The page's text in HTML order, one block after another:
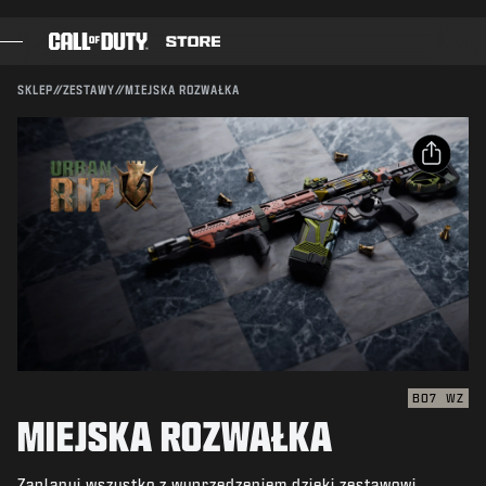
KARNET BOJOWY
CZARNA KOMÓRKA
PUNKTY COD
GRY
WYŚLIJ
SKLEP//ZESTAWY//MIEJSKA ROZWAŁKA
Kompatybilność:
ANULUJ
Activision może w każdej chwili usunąć daną zawartość
gry, uaktualnić ją lub zamienić na inną.
UDOSTĘPNIJ
E-mail
Facebook
X
Skopiuj link
BO7 WZ
MIEJSKA ROZWAŁKA